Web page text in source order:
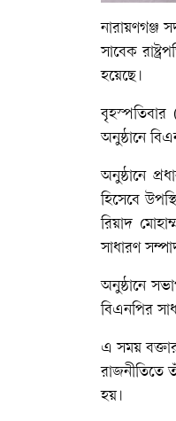
নারায়ণগঞ্জ
সাবেক
হয়েছে।
বৃহস্পতিবার
অনুষ্ঠানে
অনুষ্ঠানে
হিসেবে
রিয়াদ
সাধারণ
অনুষ্ঠানে
বিএনপির
এ সময়
রাজনীতিতে
হয়।